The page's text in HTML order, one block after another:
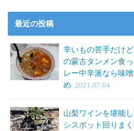
最近の投稿
辛いもの苦手だけ
の蒙古タンメン食
レー中辛派なら味
め 2021.07.04
山梨ワインを堪能
シスポット回りま